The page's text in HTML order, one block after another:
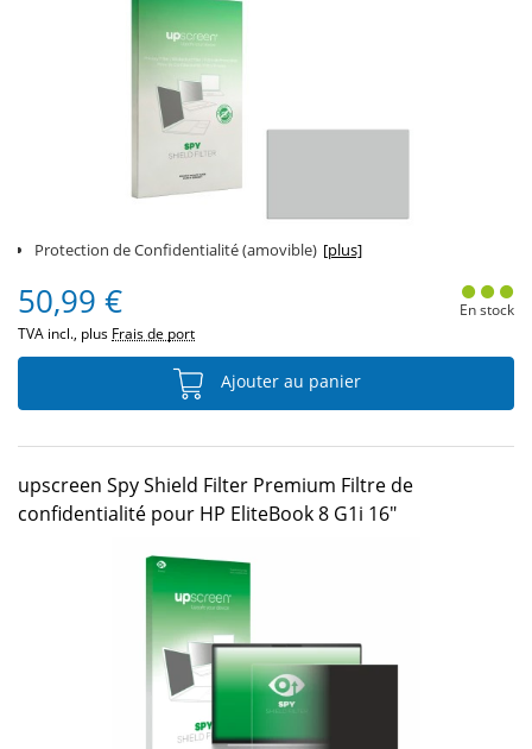
Protection de Confidentialité (amovible) [plus]
50,99 €
TVA incl., plus Frais de port
En stock
Ajouter au panier
upscreen Spy Shield Filter Premium Filtre de
confidentialité pour HP EliteBook 8 G1i 16"